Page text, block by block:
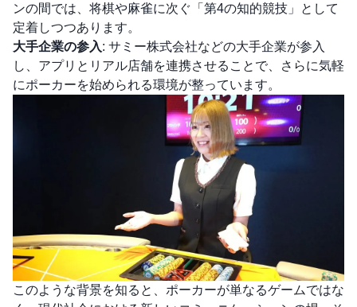
ンの間では、将棋や麻雀に次ぐ「第4の知的競技」として
定着しつつあります。
大手企業の参入: サミー株式会社などの大手企業が参入
し、アプリとリアル店舗を連携させることで、さらに気軽
にポーカーを始められる環境が整っています。
このような背景を知ると、ポーカーが単なるゲームではな